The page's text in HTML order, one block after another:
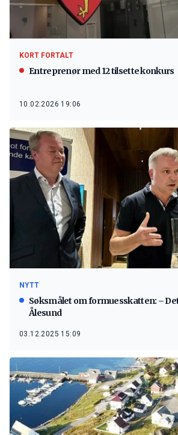
KORT FORTALT
Entreprenør med 12 tilsette konkurs
10.02.2026 19:06
NYTT
Søksmålet om formuesskatten: –
Ålesund
03.12.2025 15:09